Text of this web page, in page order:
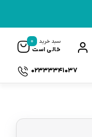
سبد خرید
خالی است
0
02333341037